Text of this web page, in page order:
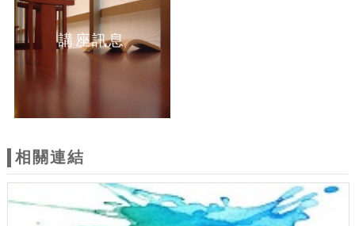
講座訊息
相關連結